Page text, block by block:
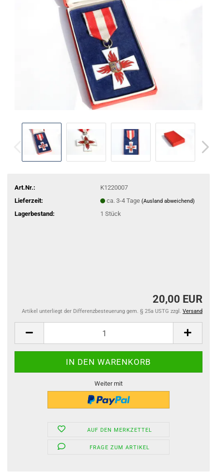
Art.Nr.:
K1220007
Lieferzeit:
ca. 3-4 Tage (Ausland abweichend)
Lagerbestand: 1 Stück
20,00 EUR
Artikel unterliegt der Differenzbesteuerung gem. § 25a USTG zzgl. Versand
Weiter mit
AUF DEN MERKZETTEL
FRAGE ZUM ARTIKEL